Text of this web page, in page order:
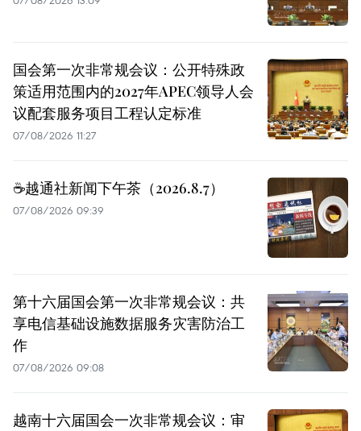
国会第一次非常规会议：公开特殊政
策适用范围内的2027年APEC领导人会
议配套服务项目工程认定标准
07/08/2026 11:27
☕️越通社新闻下午茶（2026.8.7）
07/08/2026 09:39
第十六届国会第一次非常规会议：共
享电信基础设施数据服务灾害防治工
作
07/08/2026 09:08
越南十六届国会一次非常规会议：审